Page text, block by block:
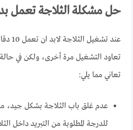
حل مشكلة الثلاجة تعمل
عند
تعاود التشغيل مرة أخرى، ولكن في
تعاني مما يلي:
عدم غلق باب الثلاجة بشكل جيد،
للدرجة المطلوبة من التبريد داخل